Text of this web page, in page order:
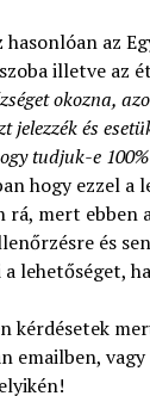
az
illetve az
okozna,
jelezzék és
tudjuk-e
hogy ezzel a
rá, mert ebben
és
lehetőséget,
kérdésetek
emailben,